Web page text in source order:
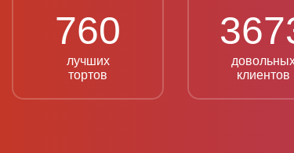
760
лучших
тортов
клиентов